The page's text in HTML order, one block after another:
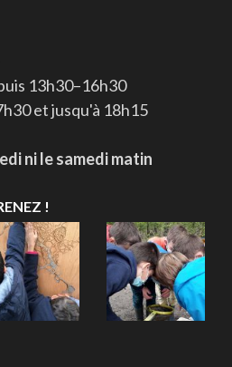
13h30–16h30
et jusqu'à 18h15
ni le samedi matin
!